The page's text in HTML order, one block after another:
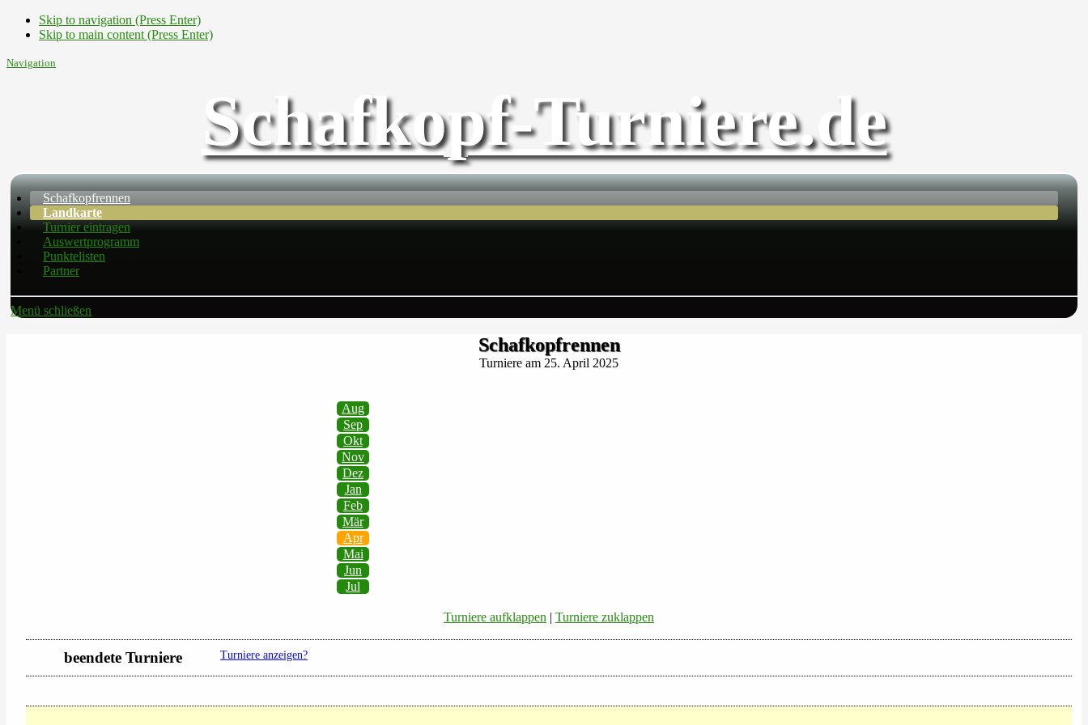
Skip to navigation (Press Enter)
Skip to main content (Press Enter)
Navigation
Schafkopf-Turniere.de
Schafkopfrennen
Landkarte
Turnier eintragen
Auswertprogramm
Punktelisten
Partner
Menü schließen
Schafkopfrennen
Turniere am 25. April 2025
Aug
Sep
Okt
Nov
Dez
Jan
Feb
Mär
Apr
Mai
Jun
Jul
Turniere aufklappen | Turniere zuklappen
beendete Turniere Turniere anzeigen?